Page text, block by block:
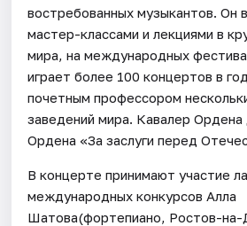
востребованных музыкантов. Он
мастер-классами и лекциями в
мира, на международных
играет более 100 концертов в
почетным профессором
заведений мира. Кавалер
Ордена «За заслуги перед
В концерте принимают участие
международных конкурсов Алла
Шатова(фортепиано, Ростов-на-